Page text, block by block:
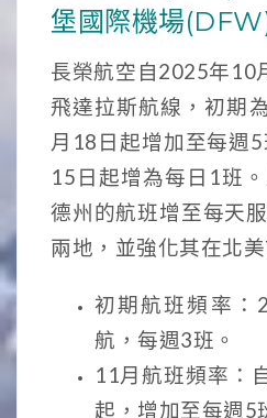
堡國際機場(DFW)
長榮航空自2025年10
飛達拉斯航線，初期
月18日起增加至每週
15日起增為每日1班
德州的航班增至每天
兩地，並強化其在北
初期航班頻率：
航，每週3班。
11月航班頻率：
起，增加至每週5